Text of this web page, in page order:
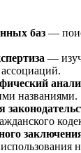
баз —
—
названиями.